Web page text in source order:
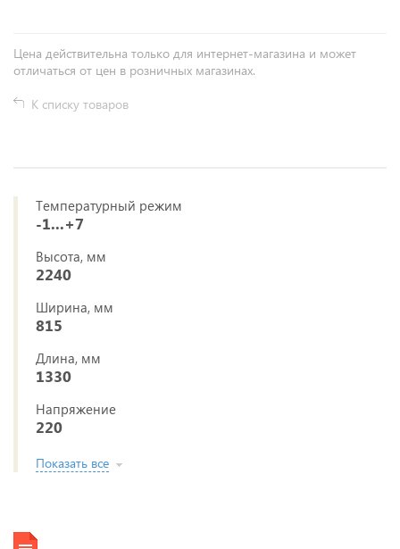
Цена действительна только для интернет-магазина и может
отличаться от цен в розничных магазинах.
К списку товаров
Температурный режим
-1...+7
Высота, мм
2240
Ширина, мм
815
Длина, мм
1330
Напряжение
220
Показать все